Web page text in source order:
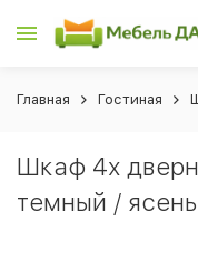
Главная Гостиная
Шкаф 4х
темный /